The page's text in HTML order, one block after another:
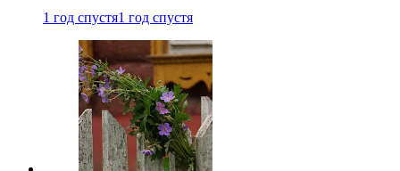
1 год спустя1 год спустя